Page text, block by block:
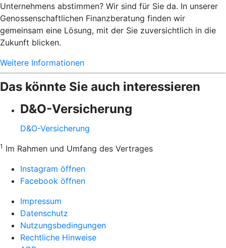
Unternehmens abstimmen? Wir sind für Sie da. In unserer
Genossenschaftlichen Finanzberatung finden wir
gemeinsam eine Lösung, mit der Sie zuversichtlich in die
Zukunft blicken.
Weitere Informationen
Das könnte Sie auch interessieren
D&O-Versicherung
D&O-Versicherung
1 Im Rahmen und Umfang des Vertrages
Instagram öffnen
Facebook öffnen
Impressum
Datenschutz
Nutzungsbedingungen
Rechtliche Hinweise